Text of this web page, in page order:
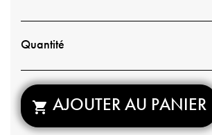
Quantité
 AJOUTER AU PANIER